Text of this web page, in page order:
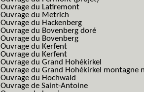
Ouvrage du Latiremont
Ouvrage du Metrich
Ouvrage du Hackenberg
Ouvrage du Bovenberg doré
Ouvrage du Bovenberg
Ouvrage du Kerfent
Ouvrage du Kerfent
Ouvrage du Grand Hohékirkel
Ouvrage du Grand Hohékirkel montagne
Ouvrage du Hochwald
Ouvrage de Saint-Antoine